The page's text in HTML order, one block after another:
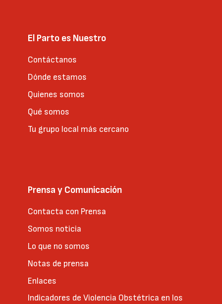
El Parto es Nuestro
Contáctanos
Dónde estamos
Quienes somos
Qué somos
Tu grupo local más cercano
Prensa y Comunicación
Contacta con Prensa
Somos noticia
Lo que no somos
Notas de prensa
Enlaces
Indicadores de Violencia Obstétrica en los